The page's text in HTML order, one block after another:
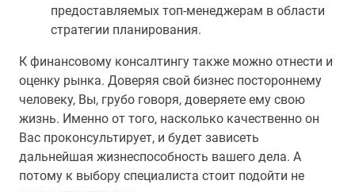
предоставляемых топ-менеджерам в области
стратегии планирования.
К финансовому консалтингу также можно отнести и
оценку рынка. Доверяя свой бизнес постороннему
человеку, Вы, грубо говоря, доверяете ему свою
жизнь. Именно от того, насколько качественно он
Вас проконсультирует, и будет зависеть
дальнейшая жизнеспособность вашего дела. А
потому к выбору специалиста стоит подойти не